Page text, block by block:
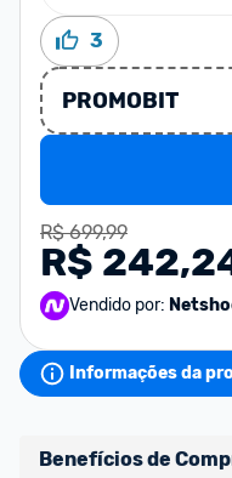
3
PROMOBIT
R$ 699,99
R$
Vendido por:
Informações da
Benefícios de